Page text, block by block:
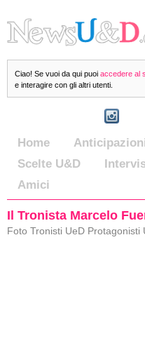
Ciao! Se vuoi da qui puoi accedere al
e interagire con gli altri utenti.
Home
Scelte U&D
Amici
Il Tronista Marcelo
Foto Tronisti UeD Protagonisti